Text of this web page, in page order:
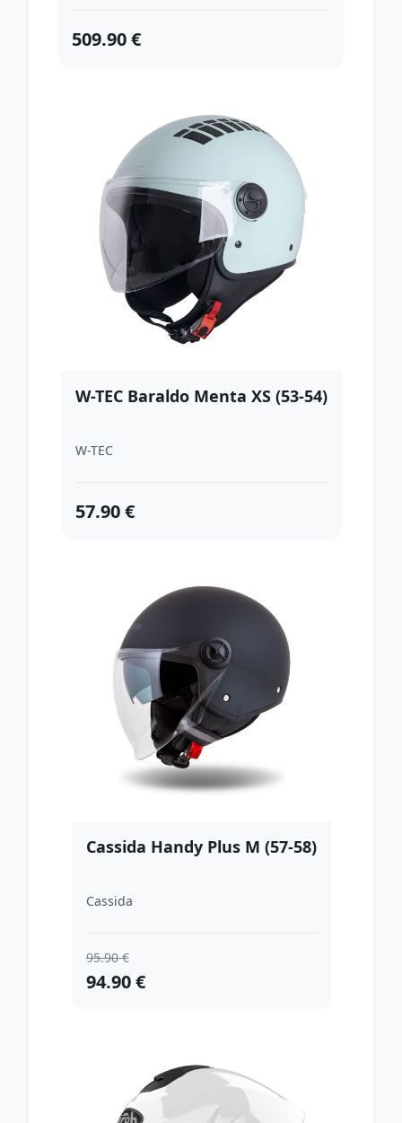
509.90 €
W-TEC Baraldo Menta XS (53-54)
W-TEC
57.90 €
Cassida Handy Plus M (57-58)
Cassida
95.90 €
94.90 €